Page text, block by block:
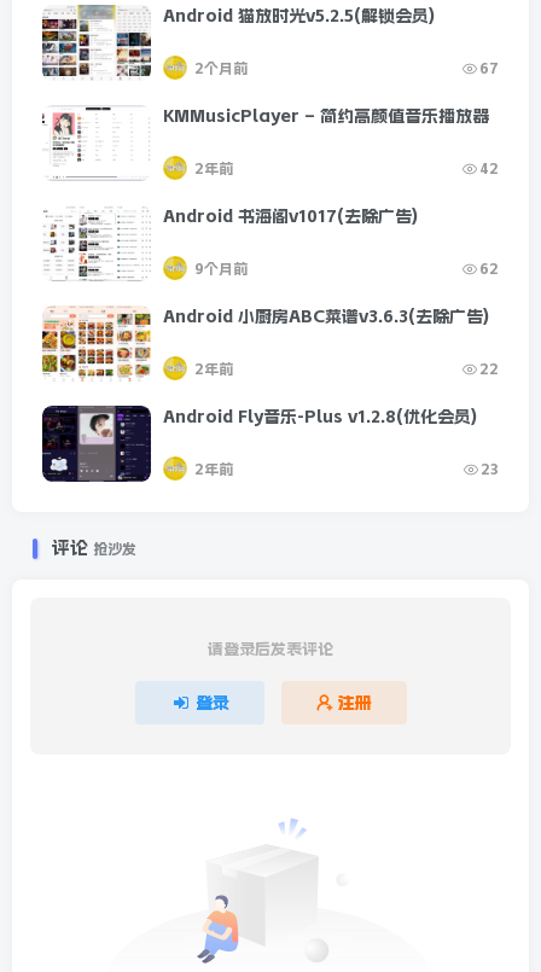
Android 猫放时光v5.2.5(解锁会员)
2个月前 67
KMMusicPlayer – 简约高颜值音乐播放器
2年前 42
Android 书海阁v1017(去除广告)
9个月前 62
Android 小厨房ABC菜谱v3.6.3(去除广告)
2年前 22
Android Fly音乐-Plus v1.2.8(优化会员)
2年前 23
评论 抢沙发
请登录后发表评论
登录 注册